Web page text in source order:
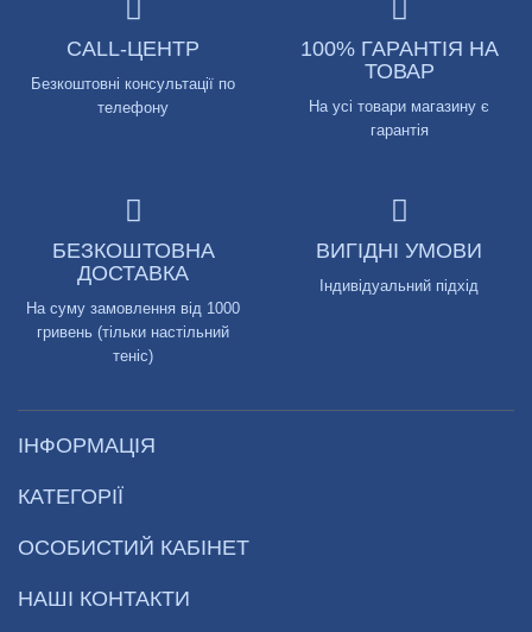
CALL-ЦЕНТР
Безкоштовні консультації по
телефону
100% ГАРАНТІЯ НА
ТОВАР
На усі товари магазину є
гарантія
БЕЗКОШТОВНА
ДОСТАВКА
На суму замовлення від 1000
гривень (тільки настільний
теніс)
ВИГІДНІ УМОВИ
Індивідуальний підхід
ІНФОРМАЦІЯ
КАТЕГОРІЇ
ОСОБИСТИЙ КАБІНЕТ
НАШІ КОНТАКТИ